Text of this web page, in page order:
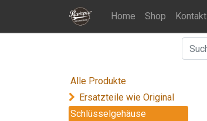
Home Shop Kontakt
Alle Produkte
Ersatzteile wie Original
Schlüsselgehäuse